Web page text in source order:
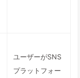
ユーザーがSNS
プラットフォー